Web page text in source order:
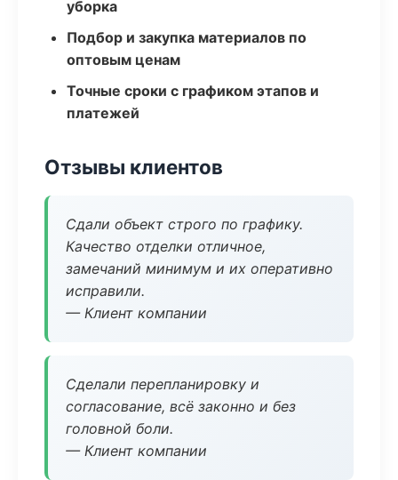
уборка
Подбор и закупка материалов по
оптовым ценам
Точные сроки с графиком этапов и
платежей
Отзывы клиентов
Сдали объект строго по графику.
Качество отделки отличное,
замечаний минимум и их оперативно
исправили.
— Клиент компании
Сделали перепланировку и
согласование, всё законно и без
головной боли.
— Клиент компании